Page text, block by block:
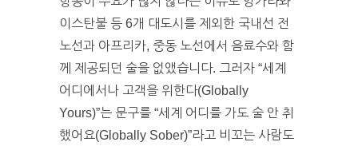
이스탄불 등 6개 대도시를 제외한 국내선 전
노선과 아프리카, 중동 노선에서 음료수와 함
께 제공되던 술을 없앴습니다. 그러자 “세계
어디에서나 고객을 위한다(Globally
Yours)”는 문구를 “세계 어디를 가도 술 안 취
했어요(Globally Sober)”라고 비꼬는 사람도